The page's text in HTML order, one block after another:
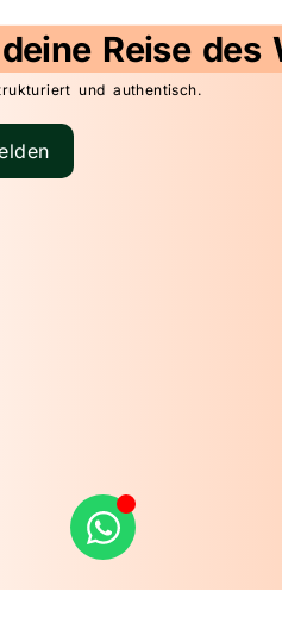
Reise des
und authentisch.